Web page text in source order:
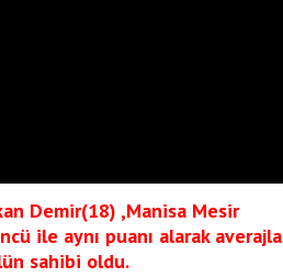
Demir(18) ,Manisa Mesir
ile aynı puanı alarak averajla
sahibi oldu.